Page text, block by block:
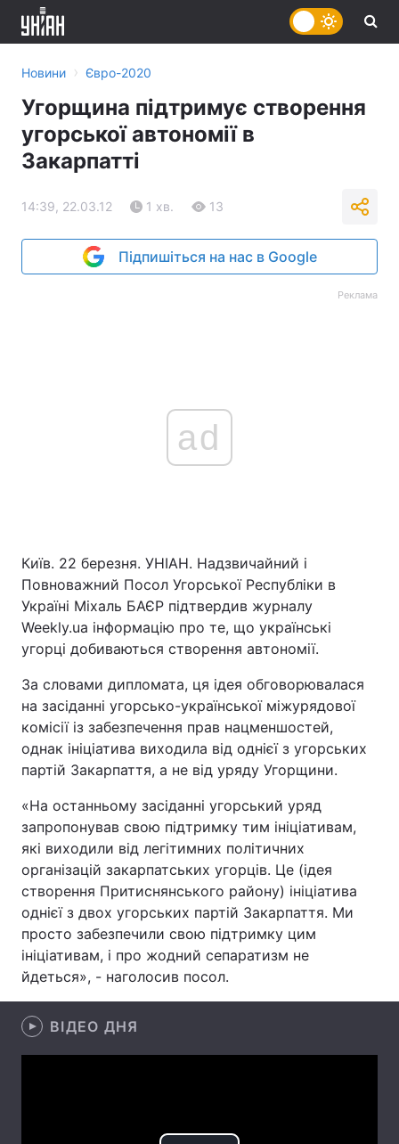
Головна Війна
Україна Політика
Економіка Світ
Техно і зв'язок
Новини › Євро-2020
Угорщина підтримує створення
угорської автономії в
Закарпатті
14:39, 22.03.12 1 хв. 13
Підпишіться на нас в Google
Реклама
ad
Київ. 22 березня. УНІАН. Надзвичайний і
Повноважний Посол Угорської Республіки в
Україні Міхаль БАЄР підтвердив журналу
Weekly.ua інформацію про те, що українські
угорці добиваються створення автономії.
За словами дипломата, ця ідея обговорювалася
на засіданні угорсько-української міжурядової
комісії із забезпечення прав нацменшостей,
однак ініціатива виходила від однієї з угорських
партій Закарпаття, а не від уряду Угорщини.
«На останньому засіданні угорський уряд
запропонував свою підтримку тим ініціативам,
які виходили від легітимних політичних
організацій закарпатських угорців. Це (ідея
створення Притиснянського району) ініціатива
однієї з двох угорських партій Закарпаття. Ми
просто забезпечили свою підтримку цим
ініціативам, і про жодний сепаратизм не
йдеться», - наголосив посол.
ВІДЕО ДНЯ